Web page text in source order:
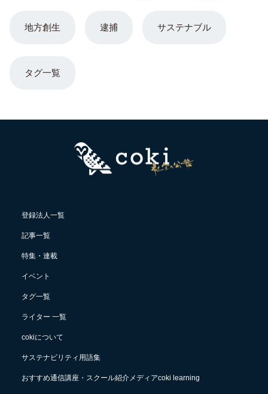
地方創生 逮捕 サステナブル
タグ一覧
登録法人一覧
記事一覧
特集・連載
イベント
タグ一覧
ライター 一覧
cokiについて
サステナビリティ用語集
おすすめ通信講座・スクール紹介メディアcoki learning